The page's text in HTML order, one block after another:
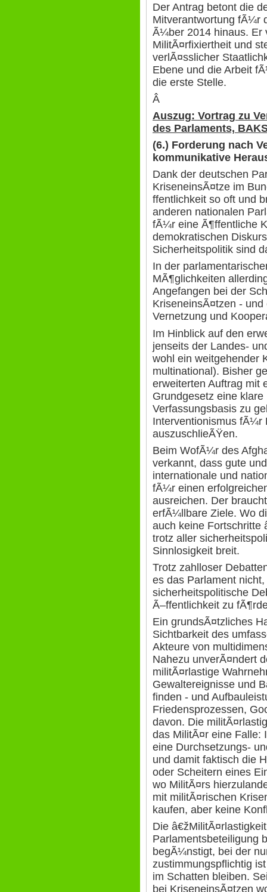
Der Antrag betont die
Mitverantwortung fÃ¼r
Ã¼ber 2014 hinaus. Er
MilitÃ¤rfixiertheit und
verlÃ¤sslicher
Ebene und die Arbeit
die erste Stelle.
Â
Auszug: Vortrag zu
des Parlaments,
(6.) Forderung nach
kommunikative
Dank der deutschen
KriseneinsÃ¤tze im
ffentlichkeit so oft und
anderen nationalen
fÃ¼r eine Ã¶ffentliche
demokratischen
Sicherheitspolitik sind
In der
MÃ¶glichkeiten
Angefangen bei der
KriseneinsÃ¤tzen -
Vernetzung und
Im Hinblick auf den
jenseits der Landes-
wohl ein weitgehender
multinational). Bisher
erweiterten Auftrag mit
Grundgesetz eine
Verfassungsbasis zu
Interventionismus fÃ¼r
auszuschlieÃŸen.
Beim WofÃ¼r des
verkannt, dass gute
internationale und
fÃ¼r einen
ausreichen. Der
erfÃ¼llbare Ziele. Wo
auch keine Fortschritte
trotz aller
Sinnlosigkeit breit.
Trotz zahlloser
es das Parlament
sicherheitspolitische
Ã–ffentlichkeit zu
Ein grundsÃ¤tzliches
Sichtbarkeit des
Akteure von
Nahezu unverÃ¤ndert
militÃ¤rlastige
Gewaltereignisse und
finden - und
Friedensprozessen,
davon. Die
das MilitÃ¤r eine Falle:
eine Durchsetzungs-
und damit faktisch die
oder Scheitern eines
wo MilitÃ¤rs
mit militÃ¤rischen
kaufen, aber keine
Die
Parlamentsbeteiligung
begÃ¼nstigt, bei der
zustimmungspflichtig
im Schatten bleiben.
bei KriseneinsÃ¤tzen